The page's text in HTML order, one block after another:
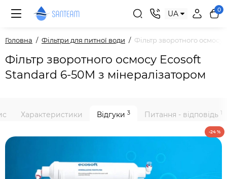
UA 0
Головна Фільтри для питної води Фільтр зворотного
Фільтр зворотного осмосу Ecosoft
Standard 6-50М з мінералізатором
Характеристики Відгуки 3 Питання - відповідь 1
-24 %